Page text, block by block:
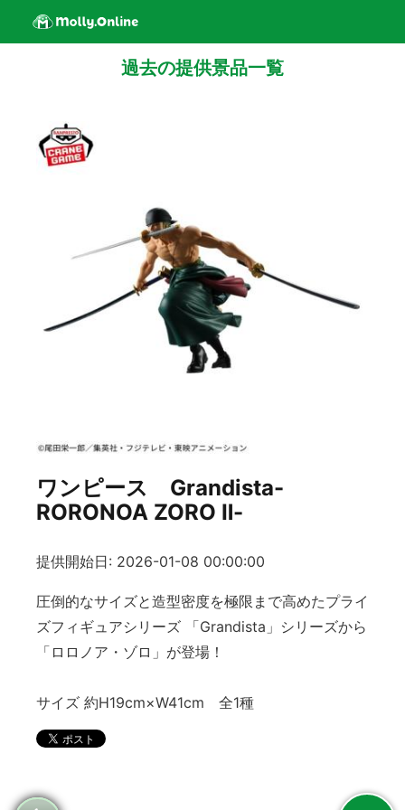
過去の提供景品一覧
ワンピース Grandista-
RORONOA ZORO Ⅱ-
提供開始日: 2026-01-08 00:00:00
圧倒的なサイズと造型密度を極限まで高めたプライ
ズフィギュアシリーズ 「Grandista」シリーズから
「ロロノア・ゾロ」が登場！
サイズ 約H19cm×W41cm 全1種